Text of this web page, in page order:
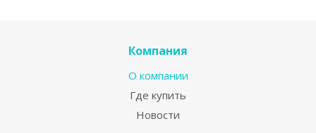
Компания
О компании
Где купить
Новости